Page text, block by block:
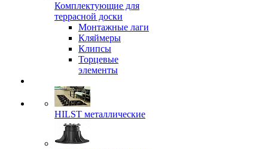
Комплектующие для
террасной доски
Монтажные лаги
Кляймеры
Клипсы
Торцевые
элементы
HILST металлические